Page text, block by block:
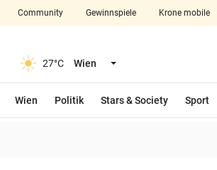
closeSchließen
arrow_right
Community Gewinnspiele Krone mobile
27°C Wien Menü aufklappen
Wien Politik Stars & Society Sport